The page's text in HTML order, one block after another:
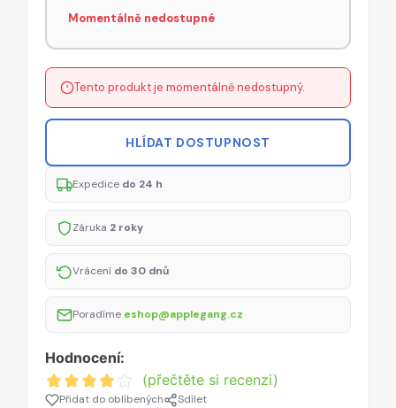
Momentálně nedostupné
Tento produkt je momentálně nedostupný.
HLÍDAT DOSTUPNOST
Expedice do 24 h
Záruka 2 roky
Vrácení do 30 dnů
Poradíme eshop@applegang.cz
Hodnocení:
(přečtěte si recenzi)
Přidat do oblíbených Sdílet